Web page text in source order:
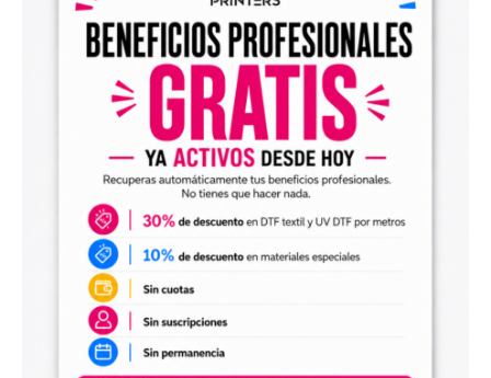
Diseños digitales para impresión UV DTF
También encontrarás diseños digitales para UV DTF
perfectos para personalizar vasos, botellas, termos, cajas,
envases, artículos promocionales y otras superficies rígidas
Estos diseños permiten incorporar nuevas opciones a tu
catálogo de personalización de objetos y preparar
producciones propias utilizando tu impresora UV DTF o tu
proveedor habitual de impresión.
Archivos digitales para negocios de
personalización